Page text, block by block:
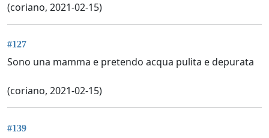
(coriano, 2021-02-15)
#127
Sono una mamma e pretendo acqua pulita e depurata
(coriano, 2021-02-15)
#139